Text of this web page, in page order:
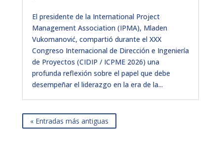
El presidente de la International Project
Management Association (IPMA), Mladen
Vukomanović, compartió durante el XXX
Congreso Internacional de Dirección e Ingeniería
de Proyectos (CIDIP / ICPME 2026) una
profunda reflexión sobre el papel que debe
desempeñar el liderazgo en la era de la...
« Entradas más antiguas